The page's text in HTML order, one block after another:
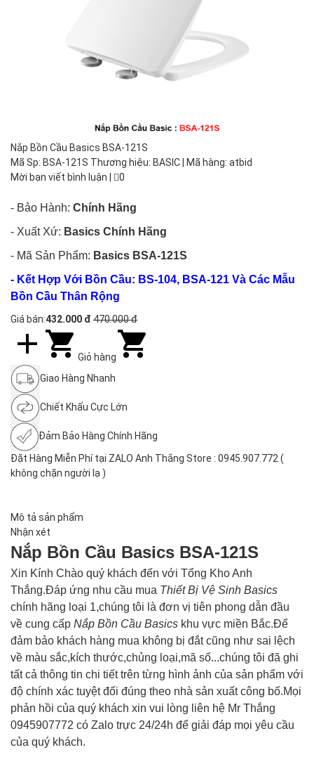
Nắp Bồn Cầu Basics BSA-121S
Mã Sp: BSA-121S Thương hiệu: BASIC | Mã hàng: atbid
Mời bạn viết bình luận
0
- Bảo Hành: Chính Hãng
- Xuất Xứ: Basics Chính Hãng
- Mã Sản Phẩm: Basics BSA-121S
- Kết Hợp Với Bồn Cầu: BS-104, BSA-121 Và Các Mẫu
Bồn Cầu Thân Rộng
Giá bán:432.000 đ 470.000 đ
Giỏ hàng
Giao Hàng Nhanh
Chiết Khấu Cực Lớn
Đảm Bảo Hàng Chính Hãng
Đặt Hàng Miễn Phí tại ZALO Anh Thắng Store : 0945.907.772 (
không chặn người lạ )
Mô tả sản phẩm
Nhận xét
Nắp Bồn Cầu Basics BSA-121S
Xin Kính Chào quý khách đến với Tổng Kho Anh
Thắng.Đáp ứng nhu cầu mua Thiết Bị Vệ Sinh Basics
chính hãng loại 1,chúng tôi là đơn vị tiên phong dẫn đầu
về cung cấp Nắp Bồn Cầu Basics khu vực miền Bắc.Để
đảm bảo khách hàng mua không bị đắt cũng như sai lệch
về màu sắc,kích thước,chủng loại,mã số...chúng tôi đã ghi
tất cả thông tin chi tiết trên từng hình ảnh của sản phẩm với
độ chính xác tuyệt đối đúng theo nhà sản xuất công bố.Mọi
phản hồi của quý khách xin vui lòng liên hệ Mr Thắng
0945907772 có Zalo trực 24/24h để giải đáp mọi yêu cầu
của quý khách.